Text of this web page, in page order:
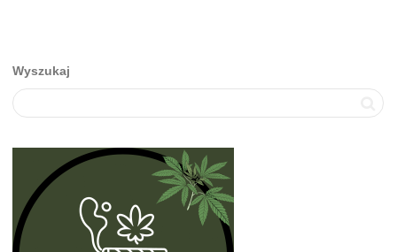
Wyszukaj